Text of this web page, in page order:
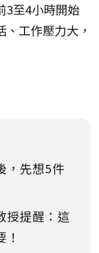
3至4小時開始
工作壓力大，
，先想5件
授提醒：這